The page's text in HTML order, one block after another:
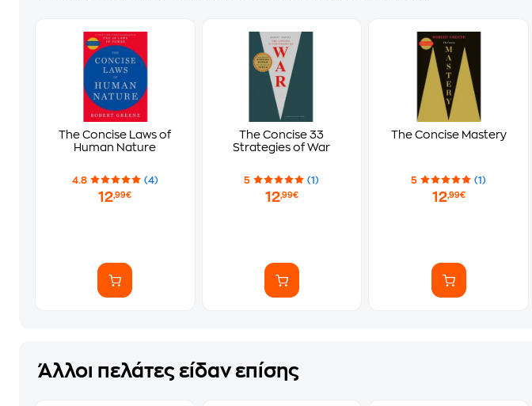
The Concise Laws of
Human Nature
4.8 (4)
12,99€
The Concise 33
Strategies of War
5 (1)
12,99€
The Concise Mastery
5 (1)
12,99€
Άλλοι πελάτες είδαν επίσης